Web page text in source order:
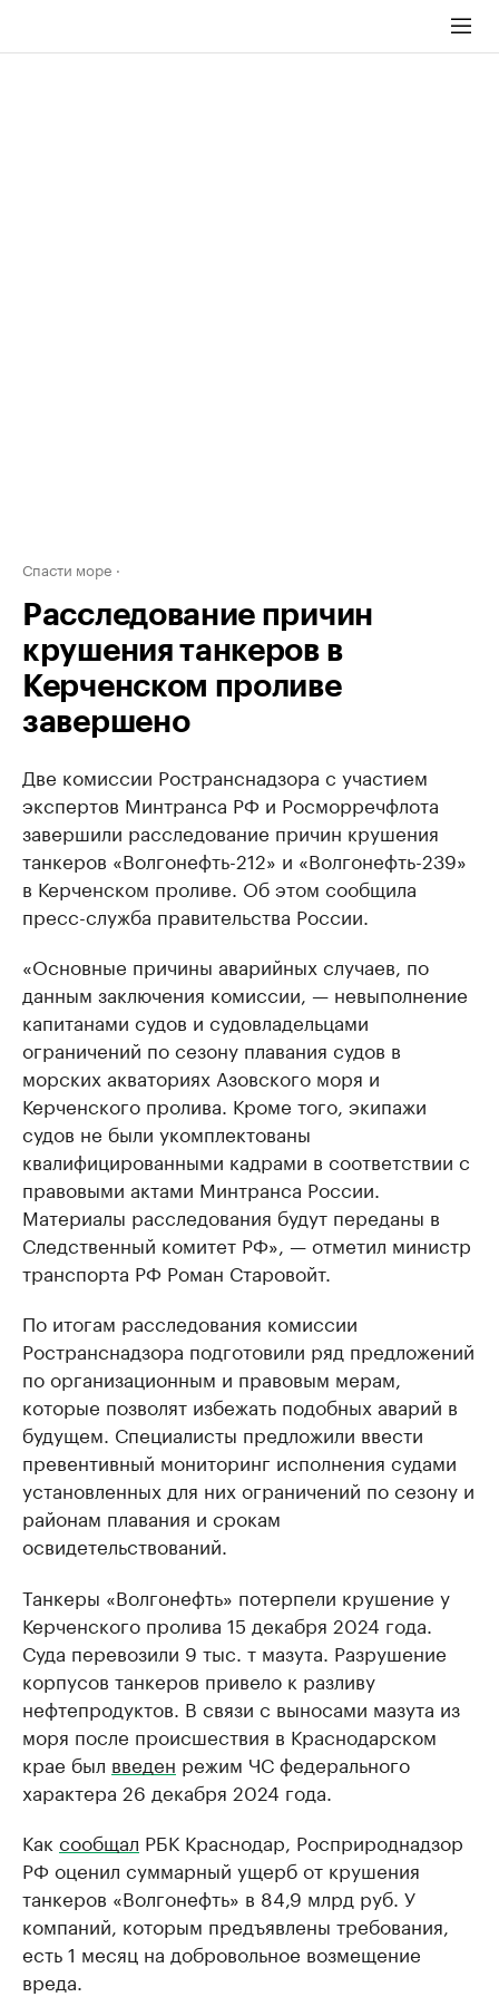
Спасти море
Расследование причин
крушения танкеров в
Керченском проливе
завершено
Две комиссии Ространснадзора с участием
экспертов Минтранса РФ и Росморречфлота
завершили расследование причин крушения
танкеров «Волгонефть-212» и «Волгонефть-239»
в Керченском проливе. Об этом сообщила
пресс-служба правительства России.
«Основные причины аварийных случаев, по
данным заключения комиссии, — невыполнение
капитанами судов и судовладельцами
ограничений по сезону плавания судов в
морских акваториях Азовского моря и
Керченского пролива. Кроме того, экипажи
судов не были укомплектованы
квалифицированными кадрами в соответствии с
правовыми актами Минтранса России.
Материалы расследования будут переданы в
Следственный комитет РФ», — отметил министр
транспорта РФ Роман Старовойт.
По итогам расследования комиссии
Ространснадзора подготовили ряд предложений
по организационным и правовым мерам,
которые позволят избежать подобных аварий в
будущем. Специалисты предложили ввести
превентивный мониторинг исполнения судами
установленных для них ограничений по сезону и
районам плавания и срокам
освидетельствований.
Танкеры «Волгонефть» потерпели крушение у
Керченского пролива 15 декабря 2024 года.
Суда перевозили 9 тыс. т мазута. Разрушение
корпусов танкеров привело к разливу
нефтепродуктов. В связи с выносами мазута из
моря после происшествия в Краснодарском
крае был введен режим ЧС федерального
характера 26 декабря 2024 года.
Как сообщал РБК Краснодар, Росприроднадзор
РФ оценил суммарный ущерб от крушения
танкеров «Волгонефть» в 84,9 млрд руб. У
компаний, которым предъявлены требования,
есть 1 месяц на добровольное возмещение
вреда.